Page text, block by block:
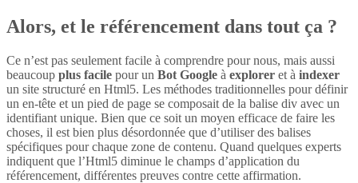
Alors, et le référencement dans tout ça ?
Ce n’est pas seulement facile à comprendre pour nous, mais aussi
beaucoup plus facile pour un Bot Google à explorer et à indexer
un site structuré en Html5. Les méthodes traditionnelles pour définir
un en-tête et un pied de page se composait de la balise div avec un
identifiant unique. Bien que ce soit un moyen efficace de faire les
choses, il est bien plus désordonnée que d’utiliser des balises
spécifiques pour chaque zone de contenu. Quand quelques experts
indiquent que l’Html5 diminue le champs d’application du
référencement, différentes preuves contre cette affirmation.